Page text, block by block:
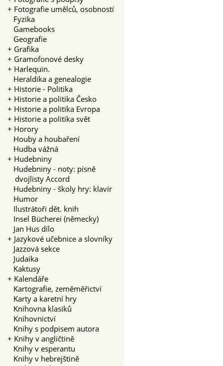
+ Fotografie umělců, osobností
Fyzika
Gamebooks
Geografie
+ Grafika
+ Gramofonové desky
+ Harlequin.
Heraldika a genealogie
+ Historie - Politika
+ Historie a politika Česko
+ Historie a politika Evropa
+ Historie a politika svět
+ Horory
Houby a houbaření
Hudba vážná
+ Hudebniny
Hudebniny - noty: písně
dvojlisty Accord
Hudebniny - školy hry: klavír
Humor
Ilustrátoři dět. knih
Insel Bücherei (německy)
Jan Hus dílo
+ Jazykové učebnice a slovníky
Jazzová sekce
Judaika
Kaktusy
+ Kalendáře
Kartografie, zeměměřictví
Karty a karetní hry
Knihovna klasiků
Knihovnictví
Knihy s podpisem autora
+ Knihy v angličtině
Knihy v esperantu
Knihy v hebrejštině